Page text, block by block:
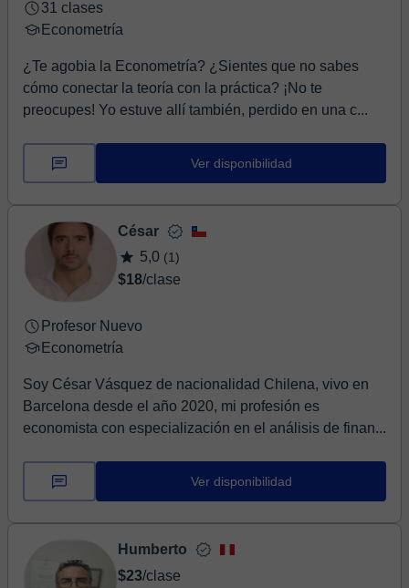
31 clases
Econometría
¿Te agobia la Econometría? ¿Sientes que no sabes
cómo conectar la teoría con la práctica? ¡No te
preocupes! Yo estuve allí también, perdido en una c...
Ver disponibilidad
César
5,0 (1)
$18/clase
Profesor Nuevo
Econometría
Soy César Vásquez de nacionalidad Chilena, vivo en
Barcelona desde el año 2020, mi profesión es
economista con especialización en el análisis de finan...
Ver disponibilidad
Humberto
$23/clase